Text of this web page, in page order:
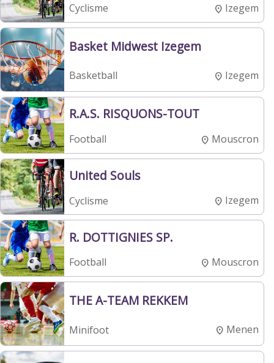
Cyclisme Izegem
Basket Midwest Izegem
Basketball Izegem
R.A.S. RISQUONS-TOUT
Football Mouscron
United Souls
Cyclisme Izegem
R. DOTTIGNIES SP.
Football Mouscron
THE A-TEAM REKKEM
Minifoot Menen